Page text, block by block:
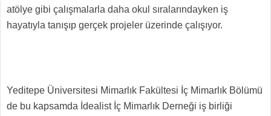
atölye gibi çalışmalarla daha okul sıralarındayken iş
hayatıyla tanışıp gerçek projeler üzerinde çalışıyor.
Yeditepe Üniversitesi Mimarlık Fakültesi İç Mimarlık Bölümü
de bu kapsamda İdealist İç Mimarlık Derneği iş birliği